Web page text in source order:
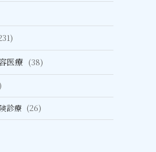
医療 (38)
診療 (26)